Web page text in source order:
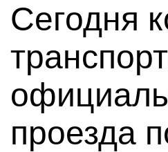
Сегодня
проезда